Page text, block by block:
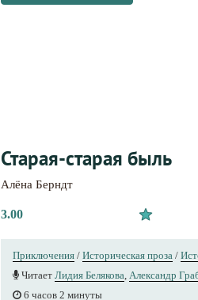
Старая-старая быль
Алёна Берндт
3.00
Приключения / Историческая проза /
Читает Лидия Белякова, Александр
6 часов 2 минуты